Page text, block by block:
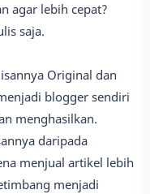
agar lebih cepat?
saja.
Original dan
blogger sendiri
menghasilkan.
daripada
menjual artikel lebih
menjadi